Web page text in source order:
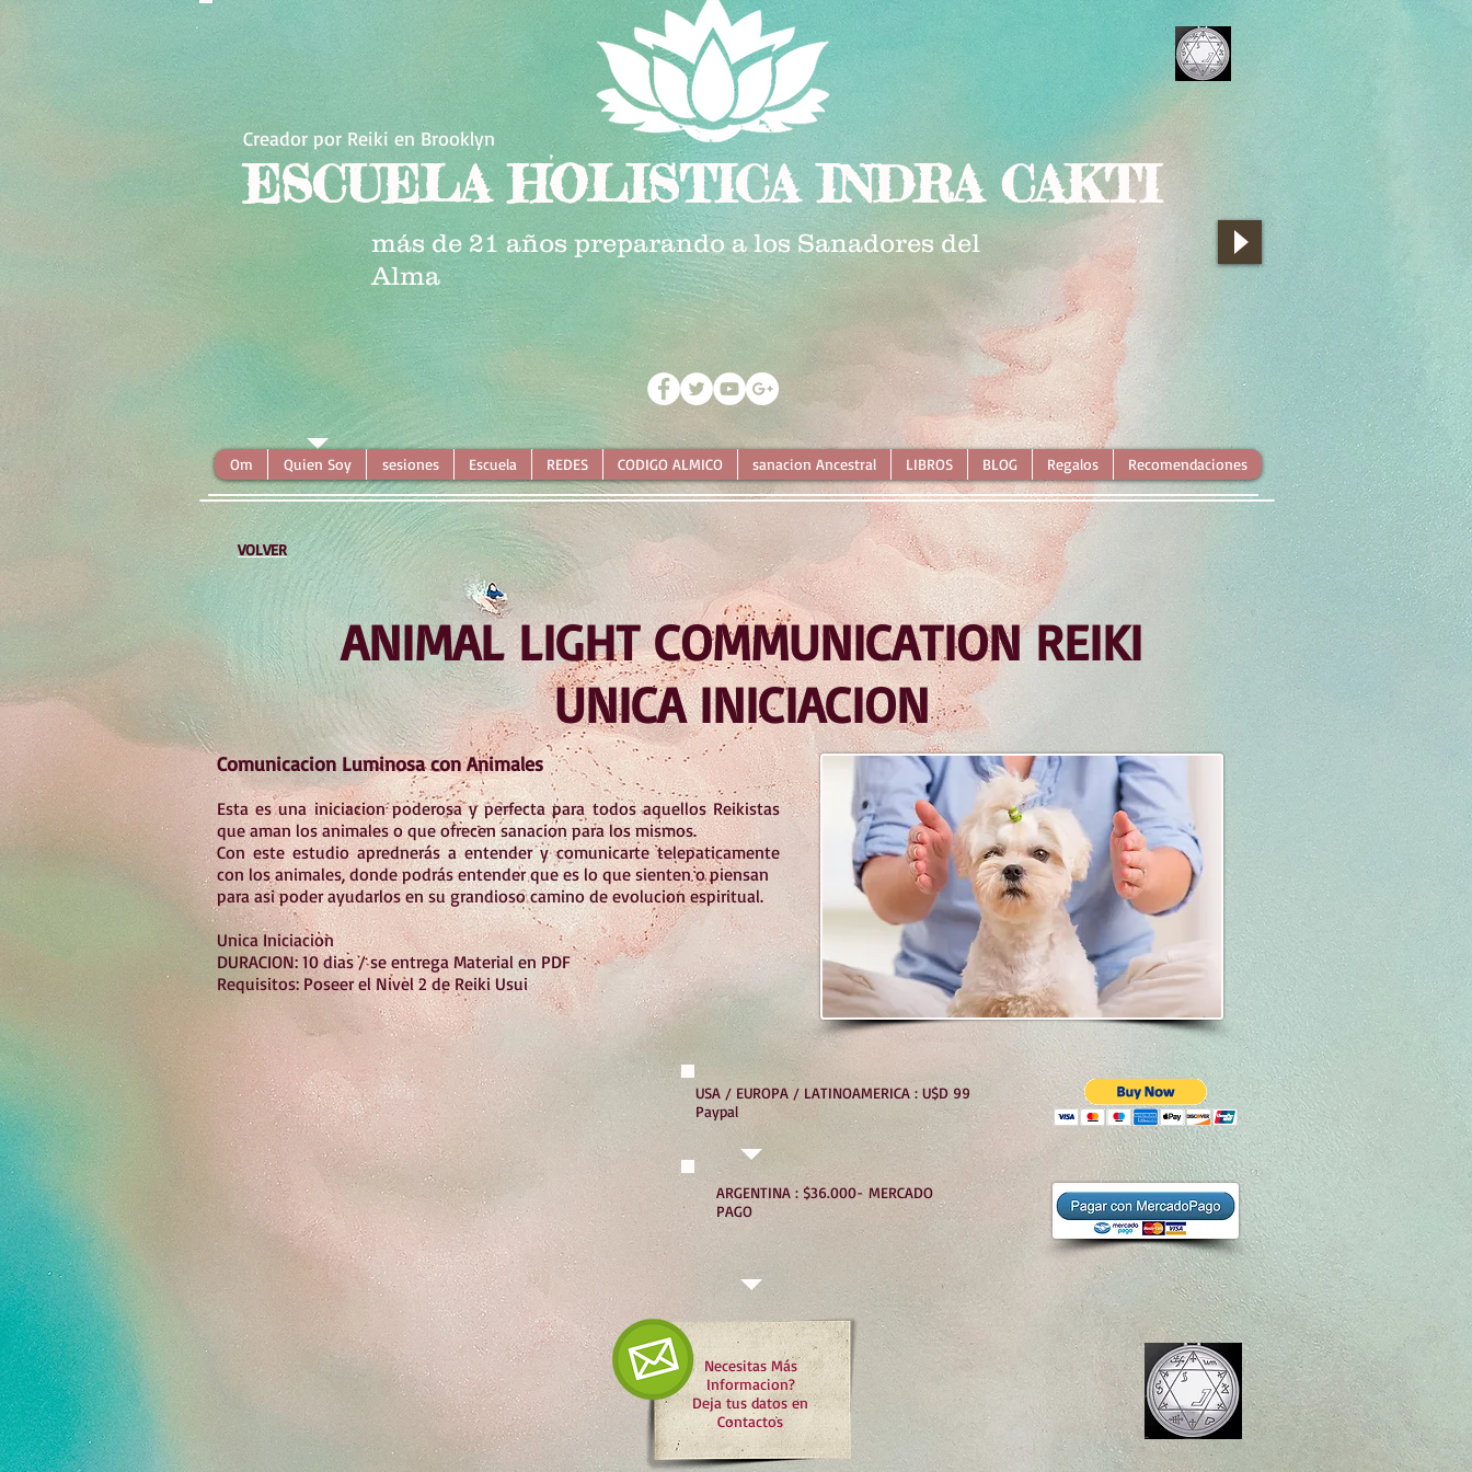
más de 21 años preparando a los Sanadores del
Alma
ESCUELA HOLISTICA INDRA CAKTI
Creador por Reiki en Brooklyn
Om Quien Soy sesiones Escuela REDES CODIGO ALMICO sanacion Ancestral LIBROS BLOG Regalos Recomendaciones
VOLVER
Comunicacion Luminosa con Animales
Esta es una iniciacion poderosa y perfecta para todos aquellos Reikistas
que aman los animales o que ofrecen sanacion para los mismos.
Con este estudio aprednerás a entender y comunicarte telepaticamente
con los animales, donde podrás entender que es lo que sienten o piensan
para asi poder ayudarlos en su grandioso camino de evolucion espiritual.
Unica Iniciacion
DURACION: 10 dias / se entrega Material en PDF
Requisitos: Poseer el Nivel 2 de Reiki Usui
ANIMAL LIGHT COMMUNICATION REIKI
UNICA INICIACION
USA / EUROPA / LATINOAMERICA : U$D 99
Paypal
ARGENTINA : $36.000- MERCADO
PAGO
Necesitas Más
Informacion?
Deja tus datos en
Contactos